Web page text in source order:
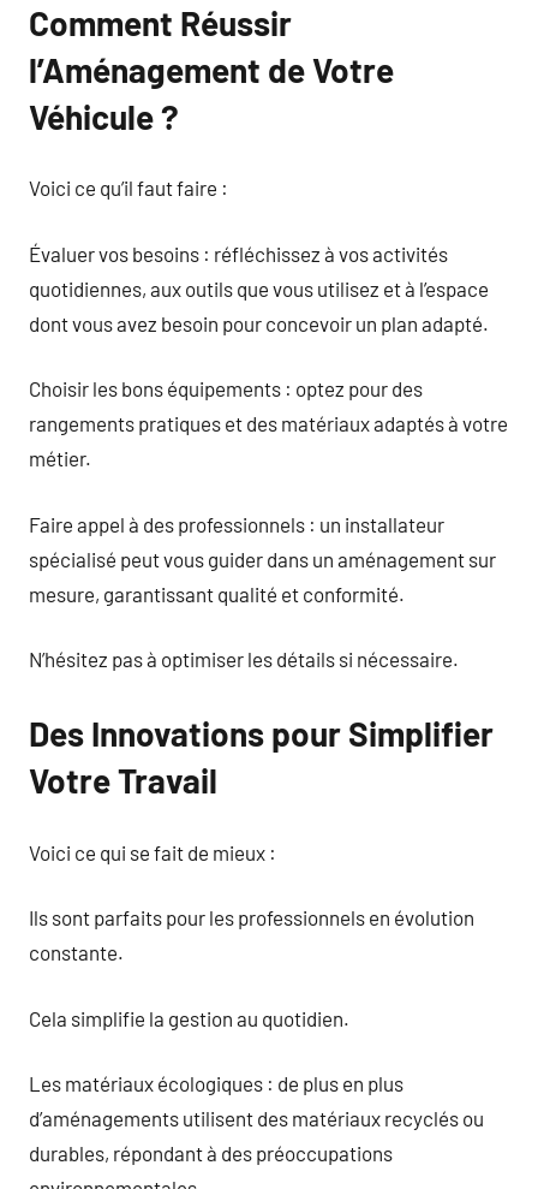
Comment Réussir
l’Aménagement de Votre
Véhicule ?
Voici ce qu’il faut faire :
Évaluer vos besoins : réfléchissez à vos activités
quotidiennes, aux outils que vous utilisez et à l’espace
dont vous avez besoin pour concevoir un plan adapté.
Choisir les bons équipements : optez pour des
rangements pratiques et des matériaux adaptés à votre
métier.
Faire appel à des professionnels : un installateur
spécialisé peut vous guider dans un aménagement sur
mesure, garantissant qualité et conformité.
N’hésitez pas à optimiser les détails si nécessaire.
Des Innovations pour Simplifier
Votre Travail
Voici ce qui se fait de mieux :
Ils sont parfaits pour les professionnels en évolution
constante.
Cela simplifie la gestion au quotidien.
Les matériaux écologiques : de plus en plus
d’aménagements utilisent des matériaux recyclés ou
durables, répondant à des préoccupations